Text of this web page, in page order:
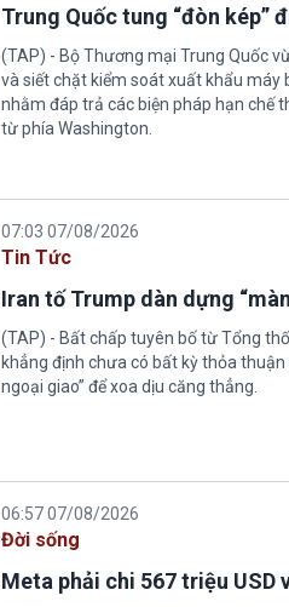
Trung Quốc tung “đòn kép”
(TAP) - Bộ Thương mại Trung Quốc
và siết chặt kiểm soát xuất khẩu máy
nhằm đáp trả các biện pháp hạn chế
từ phía Washington.
07:03 07/08/2026
Tin Tức
Iran tố Trump dàn dựng
(TAP) - Bất chấp tuyên bố từ Tổng
khẳng định chưa có bất kỳ thỏa
ngoại giao” để xoa dịu căng thẳng.
06:57 07/08/2026
Đời sống
Meta phải chi 567 triệu USD